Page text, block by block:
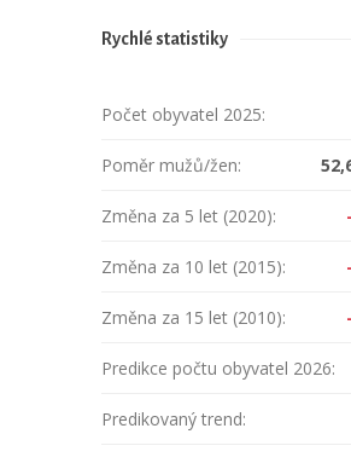
Rychlé statistiky
Počet obyvatel 2025:
Poměr mužů/žen:
Změna za 5 let (2020):
Změna za 10 let (2015):
Změna za 15 let (2010):
Predikce počtu obyvatel 2026:
Predikovaný trend: